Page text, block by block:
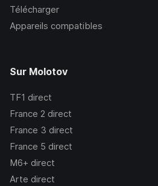
Télécharger
Appareils compatibles
Sur Molotov
TF1 direct
France 2 direct
France 3 direct
France 5 direct
M6+ direct
Arte direct